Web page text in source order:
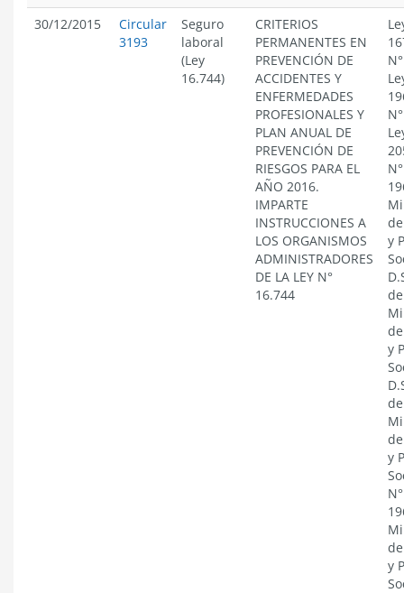
30/12/2015
Circular
3193
Seguro
laboral
(Ley
16.744)
CRITERIOS
PERMANENTES EN
PREVENCIÓN DE
ACCIDENTES Y
ENFERMEDADES
PROFESIONALES Y
PLAN ANUAL DE
PREVENCIÓN DE
RIESGOS PARA EL
AÑO 2016.
IMPARTE
INSTRUCCIONES A
LOS ORGANISMOS
ADMINISTRADORES
DE LA LEY N°
16.744
y
y
y
y